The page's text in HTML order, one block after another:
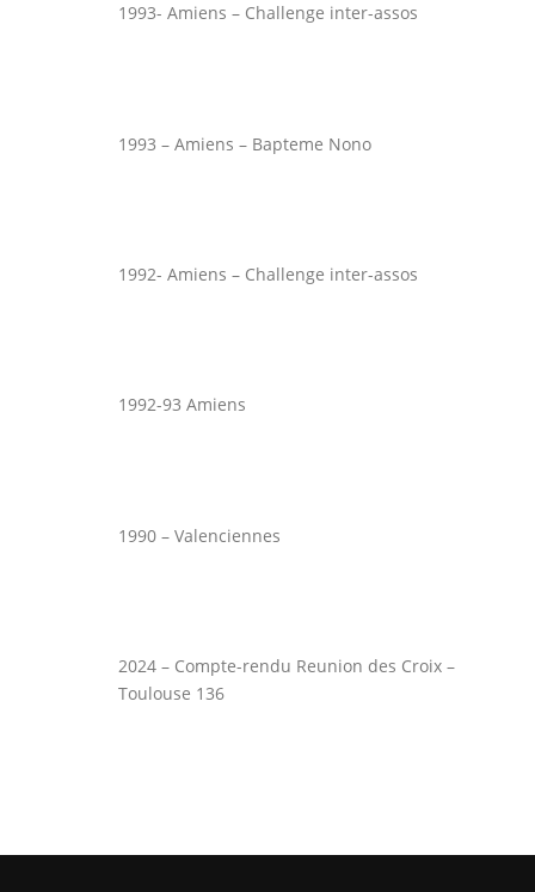
1993- Amiens – Challenge inter-assos
1993 – Amiens – Bapteme Nono
1992- Amiens – Challenge inter-assos
1992-93 Amiens
1990 – Valenciennes
2024 – Compte-rendu Reunion des Croix –
Toulouse 136